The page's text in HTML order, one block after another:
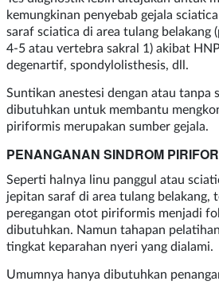
kemungkinan penyebab gejala
saraf sciatica di area tulang belakang
4-5 atau vertebra sakral 1) akibat
degenartif, spondylolisthesis, dll.
Suntikan anestesi dengan atau tanpa
dibutuhkan untuk membantu
piriformis merupakan sumber gejala.
PENANGANAN SINDROM
Seperti halnya linu panggul atau
jepitan saraf di area tulang belakang,
peregangan otot piriformis menjadi
dibutuhkan. Namun tahapan
tingkat keparahan nyeri yang dialami.
Umumnya hanya dibutuhkan